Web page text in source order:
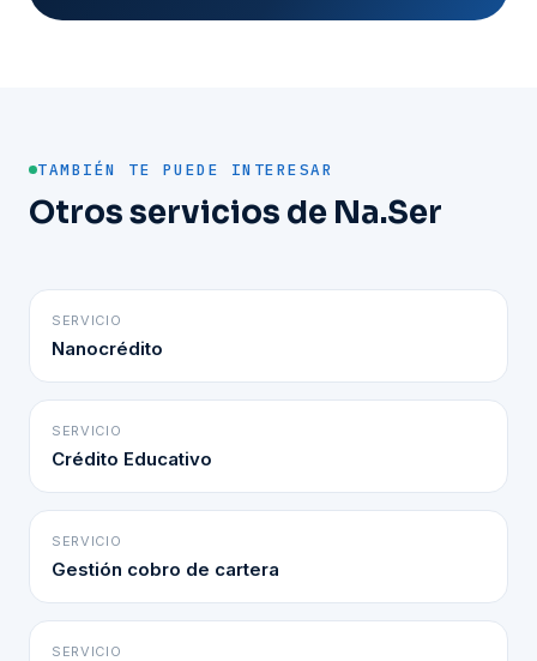
TAMBIÉN TE PUEDE INTERESAR
Otros servicios de Na.Ser
SERVICIO
Nanocrédito
SERVICIO
Crédito Educativo
SERVICIO
Gestión cobro de cartera
SERVICIO